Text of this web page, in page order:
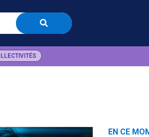
EN CE